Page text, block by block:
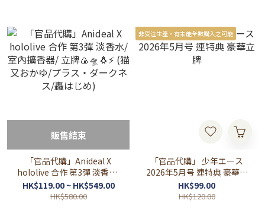
販售結束
「官品代購」Anideal X
hololive 合作 第3彈 淡香水/
室內擴香器/ 立牌🍙🛸🐧⚡
(猫又おかゆ/プラス・ダー
HK$119.00 ~ HK$549.00
HK$580.00
非受注生產，有未能全數購入之可能
「官品代購」 少年エース
2026年5月号 連特典 豪華立
牌
HK$99.00
HK$120.00